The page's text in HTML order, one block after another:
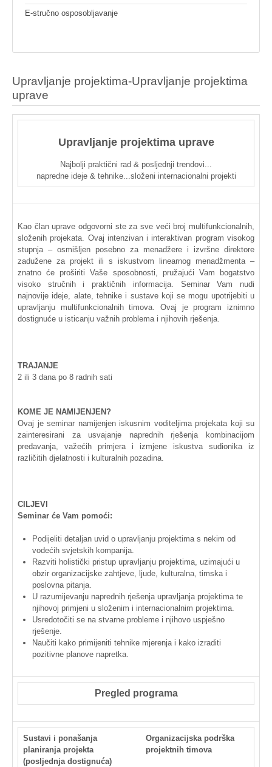
E-stručno osposobljavanje
Upravljanje projektima-Upravljanje projektima
uprave
Upravljanje projektima uprave
Najbolji praktični rad & posljednji trendovi...
napredne ideje& tehnike...složeni internacionalni projekti
Kao član uprave odgovorni ste za sve veći broj multifunkcionalnih,
složenih projekata. Ovaj intenzivani interaktivan programvisokog
stupnja– osmišljen posebno za menadžere i izvršne direktore
zadužene za projekt ili s iskustvom linearnog menadžmenta–
znatno ćeproširiti Vaše sposobnosti, pružajući Vam
bogatstvo
visoko
stručnihipraktičnih informacija. SeminarVam
nudi
najnovije ideje, alate, tehnikei sustave koji se mogu upotrijebiti u
upravljanju
multifunkcionalnih timova.Ovaj je program iznimno
dostignuće u isticanju važnih problemai njihovih rješenja.
TRAJANJE
2 ili 3 dana po 8 radnih sati
KOME JE NAMIJENJEN?
Ovaj je seminar namijenjen iskusnim voditeljima projekata koji su
zainteresirani
za usvajanje naprednih rješenja
kombinacijom
predavanja
važećih primjera i izmjene iskustva sudionika
iz
različitih djelatnosti i kulturalnih pozadina
CILJEVI
Seminar će Vam pomoći:
Podijeliti detaljan uvid o upravljanju projektimas nekim od
vodećih svjetskih kompanija.
Razviti holistički pristup upravljanju projektima, uzimajući u
obzir organizacijske zahtjeve, ljude, kulturalna, timskai
poslovna pitanja.
U razumijevanju naprednih rješenja upravljanja projektima te
njihovoj primjeni u složenim i internacionalnim projektima.
Usredotočiti se na stvarne probleme i njihovo uspješno
rješenje.
Naučiti kako primijeniti tehnike mjerenjai kako izraditi
pozitivne planove napretka.
Pregled programa
Sustavi i ponašanja
planiranja projekta
(posljednja dostignuća)
Organizacijska podrška
projektnih timova